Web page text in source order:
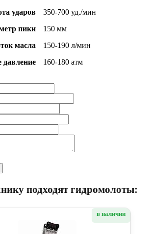
ударов
350-700 уд./мин
пики
150 мм
масла
150-190 л/мин
давление
160-180 атм
подходят гидромолоты:
в наличии